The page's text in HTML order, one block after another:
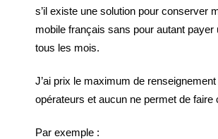
s’il existe une solution pour conserver
mobile français sans pour autant payer
tous les mois.
J’ai prix le maximum de
opérateurs et aucun ne permet de
Par exemple :